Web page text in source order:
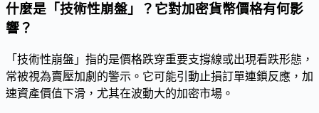
什麼是「技術性崩盤」？它對加密貨幣價格有何影
響？
「技術性崩盤」指的是價格跌穿重要支撐線或出現看跌形態，
常被視為賣壓加劇的警示。它可能引動止損訂單連鎖反應，加
速資產價值下滑，尤其在波動大的加密市場。